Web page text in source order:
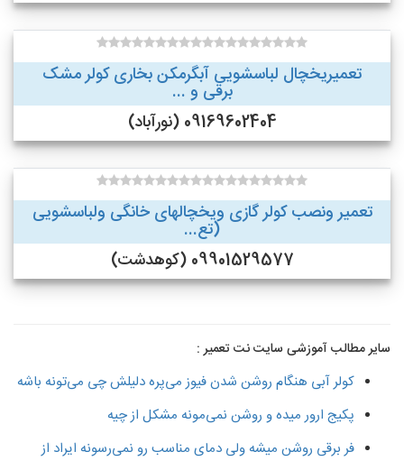
تعمیریخچال لباسشویی آبگرمکن بخاری کولر مشک
برقی و ...
09169602404 (نورآباد)
تعمیر ونصب کولر گازی ویخچالهای خانگی ولباسشویی
(تع...
09901529577 (کوهدشت)
سایر مطالب آموزشی سایت نت تعمیر :
کولر آبی هنگام روشن شدن فیوز می‌پره دلیلش چی می‌تونه باشه
پکیج ارور میده و روشن نمی‌مونه مشکل از چیه
فر برقی روشن میشه ولی دمای مناسب رو نمی‌رسونه ایراد از